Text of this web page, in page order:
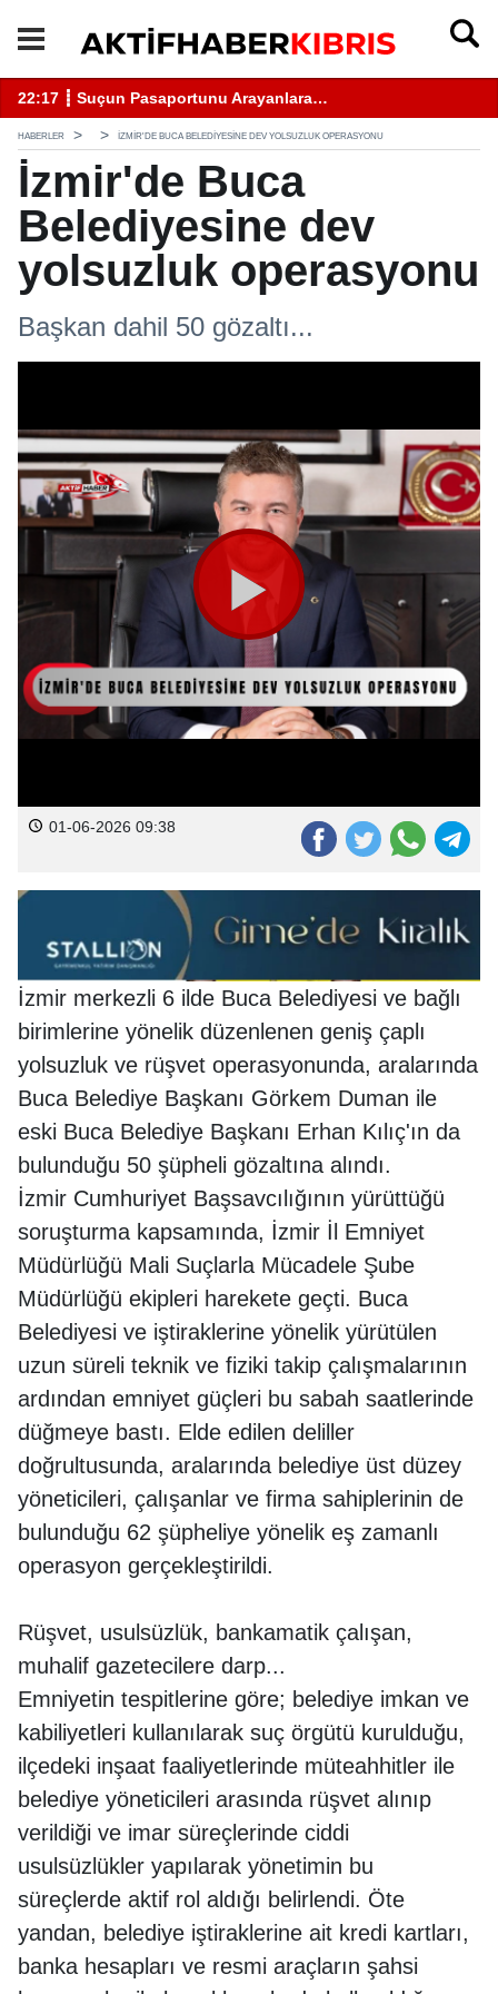
18:05 ┋ Beş ilçede asayiş ve trafik denetimleri yapıldı...
HABERLER İZMIR'DE BUCA BELEDIYESINE DEV YOLSUZLUK OPERASYONU
İzmir'de Buca
Belediyesine dev
yolsuzluk operasyonu
Başkan dahil 50 gözaltı...
01-06-2026 09:38
İzmir merkezli 6 ilde Buca Belediyesi ve bağlı
birimlerine yönelik düzenlenen geniş çaplı
yolsuzluk ve rüşvet operasyonunda, aralarında
Buca Belediye Başkanı Görkem Duman ile
eski Buca Belediye Başkanı Erhan Kılıç'ın da
bulunduğu 50 şüpheli gözaltına alındı.
İzmir Cumhuriyet Başsavcılığının yürüttüğü
soruşturma kapsamında, İzmir İl Emniyet
Müdürlüğü Mali Suçlarla Mücadele Şube
Müdürlüğü ekipleri harekete geçti. Buca
Belediyesi ve iştiraklerine yönelik yürütülen
uzun süreli teknik ve fiziki takip çalışmalarının
ardından emniyet güçleri bu sabah saatlerinde
düğmeye bastı. Elde edilen deliller
doğrultusunda, aralarında belediye üst düzey
yöneticileri, çalışanlar ve firma sahiplerinin de
bulunduğu 62 şüpheliye yönelik eş zamanlı
operasyon gerçekleştirildi.
Rüşvet, usulsüzlük, bankamatik çalışan,
muhalif gazetecilere darp...
Emniyetin tespitlerine göre; belediye imkan ve
kabiliyetleri kullanılarak suç örgütü kurulduğu,
ilçedeki inşaat faaliyetlerinde müteahhitler ile
belediye yöneticileri arasında rüşvet alınıp
verildiği ve imar süreçlerinde ciddi
usulsüzlükler yapılarak yönetimin bu
süreçlerde aktif rol aldığı belirlendi. Öte
yandan, belediye iştiraklerine ait kredi kartları,
banka hesapları ve resmi araçların şahsi